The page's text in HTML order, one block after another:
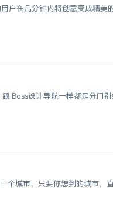
户在几分钟内将创意变成精
Boss设计导航一样都是分门
个城市，只要你想到的城市